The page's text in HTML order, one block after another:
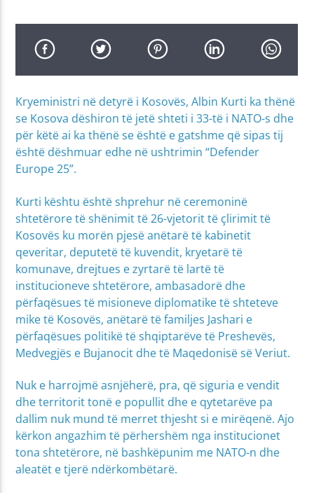
Kryeministri në detyrë i Kosovës, Albin Kurti ka thënë
se Kosova dëshiron të jetë shteti i 33-të i NATO-s dhe
për këtë ai ka thënë se është e gatshme që sipas tij
është dëshmuar edhe në ushtrimin “Defender
Europe 25”.
Kurti kështu është shprehur në ceremoninë
shtetërore të shënimit të 26-vjetorit të çlirimit të
Kosovës ku morën pjesë anëtarë të kabinetit
qeveritar, deputetë të kuvendit, kryetarë të
komunave, drejtues e zyrtarë të lartë të
institucioneve shtetërore, ambasadorë dhe
përfaqësues të misioneve diplomatike të shteteve
mike të Kosovës, anëtarë të familjes Jashari e
përfaqësues politikë të shqiptarëve të Preshevës,
Medvegjës e Bujanocit dhe të Maqedonisë së Veriut.
Nuk e harrojmë asnjëherë, pra, që siguria e vendit
dhe territorit tonë e popullit dhe e qytetarëve pa
dallim nuk mund të merret thjesht si e mirëqenë. Ajo
kërkon angazhim të përhershëm nga institucionet
tona shtetërore, në bashkëpunim me NATO-n dhe
aleatët e tjerë ndërkombëtarë.